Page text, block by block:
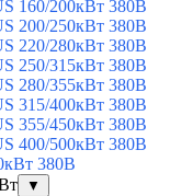
160/200кВт 380В
200/250кВт 380В
220/280кВт 380В
250/315кВт 380В
280/355кВт 380В
315/400кВт 380В
355/450кВт 380В
400/500кВт 380В
380В
▼